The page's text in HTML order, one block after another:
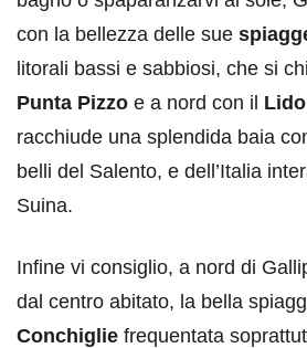
con la bellezza delle sue
litorali bassi e sabbiosi, che si
Punta Pizzo e a nord con il
racchiude una splendida baia
belli del Salento, e dell’Italia
Suina.
Infine vi consiglio, a nord di
dal centro abitato, la bella
Conchiglie frequentata